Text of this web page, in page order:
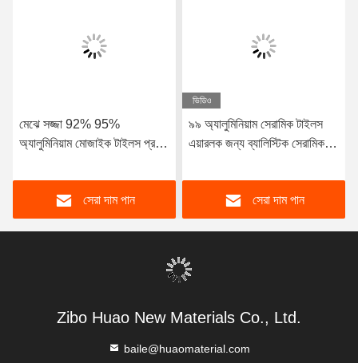
মেঝে সজ্জা 92% 95%
অ্যালুমিনিয়াম মোজাইক টাইলস প্রভাব
সেরা দাম পান
ভিডিও
৯৯ অ্যালুমিনিয়াম সেরামিক টাইলস
এয়ারলক জন্য ব্যালিস্টিক সেরামিক
সেরা দাম পান
Zibo Huao New Materials Co., Ltd.
baile@huaomaterial.com